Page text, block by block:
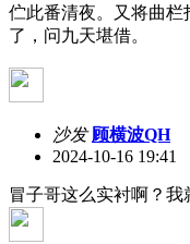
伫此番清夜。又将曲
了，问九天堪借。
沙发 顾横波QH
2024-10-16 19:41
冒子哥这么实衬啊？我